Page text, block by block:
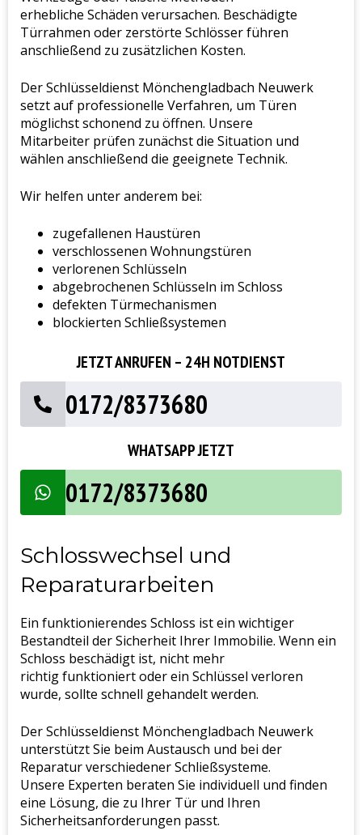
erhebliche Schäden verursachen. Beschädigte
Türrahmen oder zerstörte Schlösser führen
anschließend zu zusätzlichen Kosten.
Der Schlüsseldienst Mönchengladbach Neuwerk
setzt auf professionelle Verfahren, um Türen
möglichst schonend zu öffnen. Unsere
Mitarbeiter prüfen zunächst die Situation und
wählen anschließend die geeignete Technik.
Wir helfen unter anderem bei:
zugefallenen Haustüren
verschlossenen Wohnungstüren
verlorenen Schlüsseln
abgebrochenen Schlüsseln im Schloss
defekten Türmechanismen
blockierten Schließsystemen
JETZT ANRUFEN – 24H NOTDIENST
0172/8373680
WHATSAPP JETZT
0172/8373680
Schlosswechsel und
Reparaturarbeiten
Ein funktionierendes Schloss ist ein wichtiger
Bestandteil der Sicherheit Ihrer Immobilie. Wenn ein
Schloss beschädigt ist, nicht mehr
richtig funktioniert oder ein Schlüssel verloren
wurde, sollte schnell gehandelt werden.
Der Schlüsseldienst Mönchengladbach Neuwerk
unterstützt Sie beim Austausch und bei der
Reparatur verschiedener Schließsysteme.
Unsere Experten beraten Sie individuell und finden
eine Lösung, die zu Ihrer Tür und Ihren
Sicherheitsanforderungen passt.